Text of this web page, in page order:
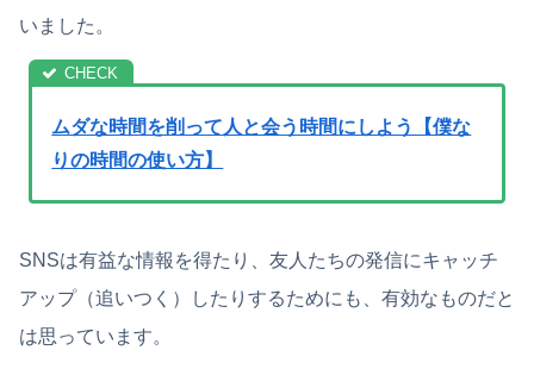
いました。
ムダな時間を削って人と会う時間にしよう【僕な
りの時間の使い方】
SNSは有益な情報を得たり、友人たちの発信にキャッチ
アップ（追いつく）したりするためにも、有効なものだと
は思っています。